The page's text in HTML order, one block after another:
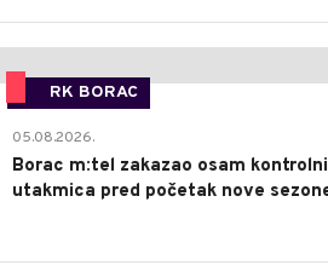
RK BORAC
05.08.2026.
Borac m:tel zakazao osam
utakmica pred početak nove